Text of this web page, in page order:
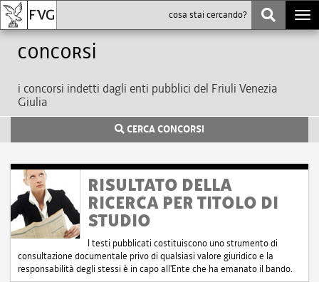
Concorsi
i concorsi indetti dagli enti pubblici del Friuli Venezia
Giulia
CERCA CONCORSI
RISULTATO DELLA
RICERCA PER TITOLO DI
STUDIO
I testi pubblicati costituiscono uno strumento di
consultazione documentale privo di qualsiasi valore giuridico e la
responsabilità degli stessi è in capo all'Ente che ha emanato il bando.